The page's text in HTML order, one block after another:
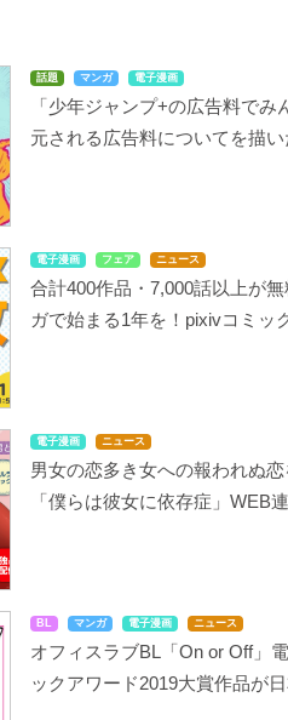
話題 マンガ 電子漫画
「少年ジャンプ+の広告料で
元される広告料についてを描い
電子漫画 フェア ニュース
合計400作品・7,000話以上が
ガで始まる1年を！pixivコミッ
電子漫画 ニュース
男女の恋多き女への報われぬ
「僕らは彼女に依存症」WEB
BL マンガ 電子漫画 ニュース
オフィスラブBL「On or Off」
ックアワード2019大賞作品が